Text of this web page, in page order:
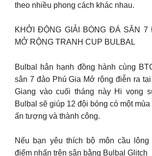
theo nhiều phong cách khác nhau.
KHỞI ĐỘNG GIẢI BÓNG ĐÁ SÂN 7
MỞ RỘNG TRANH CUP BULBAL
Bulbal hân hạnh đồng hành cùng
sân 7 đảo Phú Gia Mở rộng điễn ra
Giang vào cuối tháng này Hi vọng
Bulbal sẽ giúp 12 đội bóng có một
ấn tượng và thành công.
Nếu bạn yêu thích bộ môn cầu lông
điểm nhấn trên sân bằng Bulbal Glitch